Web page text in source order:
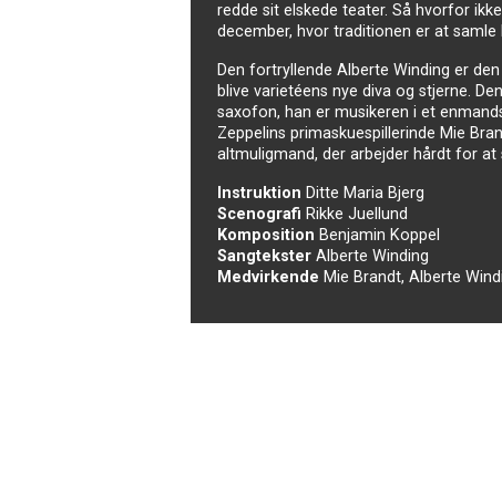
redde sit elskede teater. Så hvorfor
december, hvor traditionen er at
Den fortryllende Alberte Winding er
blive varietéens nye diva og stjerne.
saxofon, han er musikeren i et
Zeppelins primaskuespillerinde Mie
altmuligmand, der arbejder hårdt for
Instruktion Ditte Maria Bjerg
Scenografi Rikke Juellund
Komposition Benjamin Koppel
Sangtekster Alberte Winding
Medvirkende Mie Brandt, Alberte